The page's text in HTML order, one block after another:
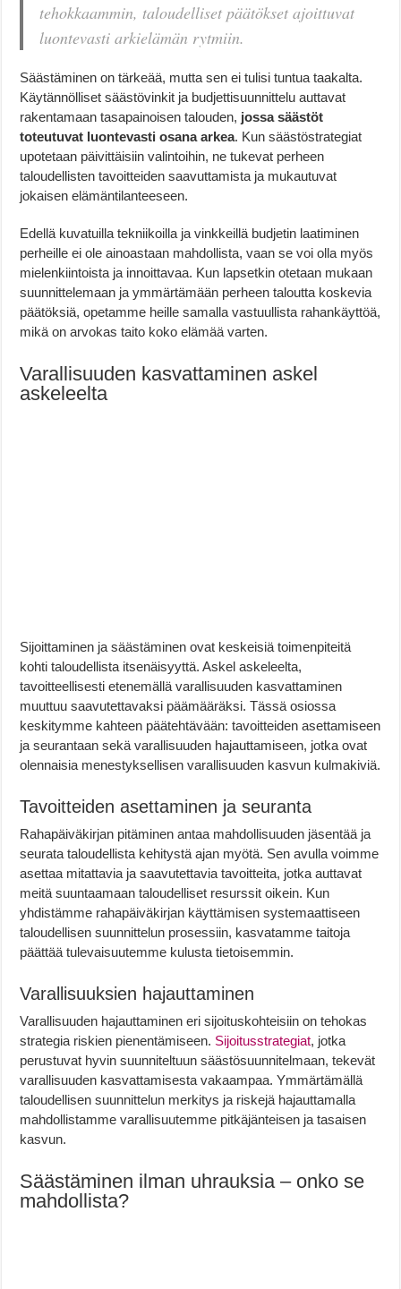
tehokkaammin, taloudelliset päätökset ajoittuvat
luontevasti arkielämän rytmiin.
Säästäminen on tärkeää, mutta sen ei tulisi tuntua taakalta.
Käytännölliset säästövinkit ja budjettisuunnittelu auttavat
rakentamaan tasapainoisen talouden, jossa säästöt
toteutuvat luontevasti osana arkea. Kun säästöstrategiat
upotetaan päivittäisiin valintoihin, ne tukevat perheen
taloudellisten tavoitteiden saavuttamista ja mukautuvat
jokaisen elämäntilanteeseen.
Edellä kuvatuilla tekniikoilla ja vinkkeillä budjetin laatiminen
perheille ei ole ainoastaan mahdollista, vaan se voi olla myös
mielenkiintoista ja innoittavaa. Kun lapsetkin otetaan mukaan
suunnittelemaan ja ymmärtämään perheen taloutta koskevia
päätöksiä, opetamme heille samalla vastuullista rahankäyttöä,
mikä on arvokas taito koko elämää varten.
Varallisuuden kasvattaminen askel
askeleelta
Sijoittaminen ja säästäminen ovat keskeisiä toimenpiteitä
kohti taloudellista itsenäisyyttä. Askel askeleelta,
tavoitteellisesti etenemällä varallisuuden kasvattaminen
muuttuu saavutettavaksi päämääräksi. Tässä osiossa
keskitymme kahteen päätehtävään: tavoitteiden asettamiseen
ja seurantaan sekä varallisuuden hajauttamiseen, jotka ovat
olennaisia menestyksellisen varallisuuden kasvun kulmakiviä.
Tavoitteiden asettaminen ja seuranta
Rahapäiväkirjan pitäminen antaa mahdollisuuden jäsentää ja
seurata taloudellista kehitystä ajan myötä. Sen avulla voimme
asettaa mitattavia ja saavutettavia tavoitteita, jotka auttavat
meitä suuntaamaan taloudelliset resurssit oikein. Kun
yhdistämme rahapäiväkirjan käyttämisen systemaattiseen
taloudellisen suunnittelun prosessiin, kasvatamme taitoja
päättää tulevaisuutemme kulusta tietoisemmin.
Varallisuuksien hajauttaminen
Varallisuuden hajauttaminen eri sijoituskohteisiin on tehokas
strategia riskien pienentämiseen. Sijoitusstrategiat, jotka
perustuvat hyvin suunniteltuun säästösuunnitelmaan, tekevät
varallisuuden kasvattamisesta vakaampaa. Ymmärtämällä
taloudellisen suunnittelun merkitys ja riskejä hajauttamalla
mahdollistamme varallisuutemme pitkäjänteisen ja tasaisen
kasvun.
Säästäminen ilman uhrauksia – onko se
mahdollista?